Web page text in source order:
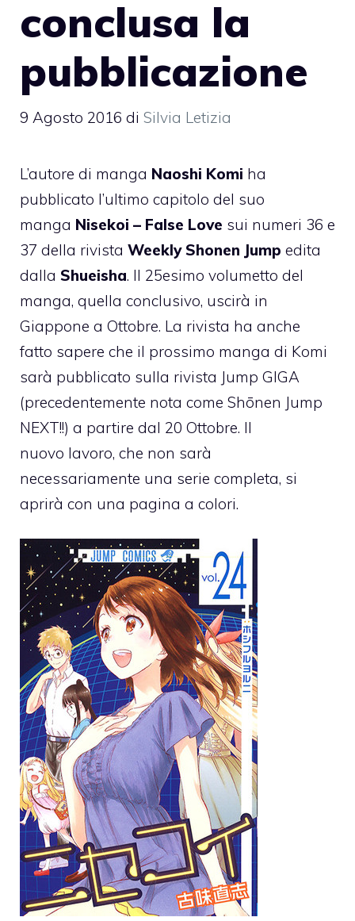
conclusa la
pubblicazione
9 Agosto 2016 di Silvia Letizia
L’autore di manga Naoshi Komi ha
pubblicato l’ultimo capitolo del suo
manga Nisekoi – False Love sui numeri 36 e
37 della rivista Weekly Shonen Jump edita
dalla Shueisha. Il 25esimo volumetto del
manga, quella conclusivo, uscirà in
Giappone a Ottobre. La rivista ha anche
fatto sapere che il prossimo manga di Komi
sarà pubblicato sulla rivista Jump GIGA
(precedentemente nota come Shōnen Jump
NEXT!!) a partire dal 20 Ottobre. Il
nuovo lavoro, che non sarà
necessariamente una serie completa, si
aprirà con una pagina a colori.